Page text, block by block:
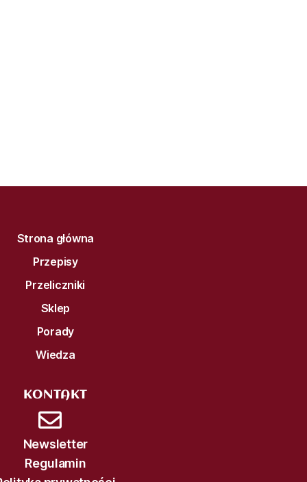
Strona główna
Przepisy
Przeliczniki
Sklep
Porady
Wiedza
KONTAKT
Newsletter
Regulamin